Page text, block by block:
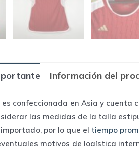
Información del
confeccionada en Asia y cuenta
las medidas de la talla
por lo que el tiempo
motivos de logística